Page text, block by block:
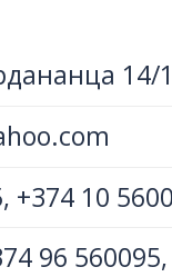
14/
+374 10
96